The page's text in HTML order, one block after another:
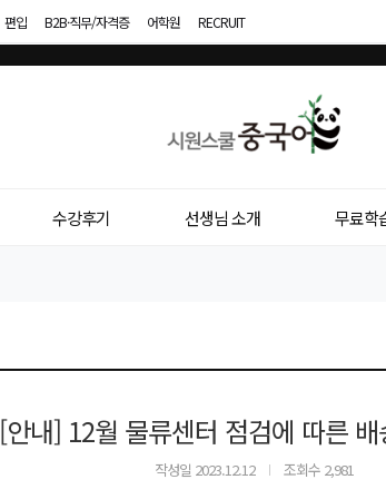
편입 B2B·직무/자격증 어학원 RECRUIT
어
수강후기 선생님 소개 무료학
[안내] 12월 물류센터 점검에 따른
작성일 2023.12.12 조회수 2,981